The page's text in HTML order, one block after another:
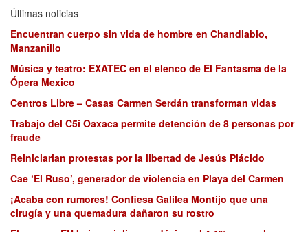
Últimas noticias
Encuentran cuerpo sin vida de hombre en Chandiablo,
Manzanillo
Música y teatro: EXATEC en el elenco de El Fantasma de la
Ópera Mexico
Centros Libre – Casas Carmen Serdán transforman vidas
Trabajo del C5i Oaxaca permite detención de 8 personas por
fraude
Reiniciarian protestas por la libertad de Jesús Plácido
Cae ‘El Ruso’, generador de violencia en Playa del Carmen
¡Acaba con rumores! Confiesa Galilea Montijo que una
cirugía y una quemadura dañaron su rostro